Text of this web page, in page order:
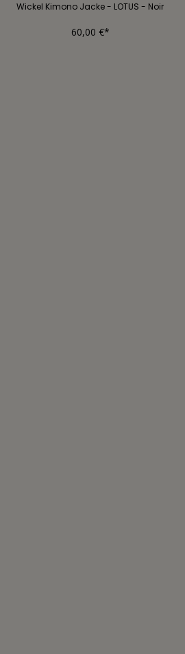
Wickel Kimono Jacke - LOTUS - Noir
60,00 €*